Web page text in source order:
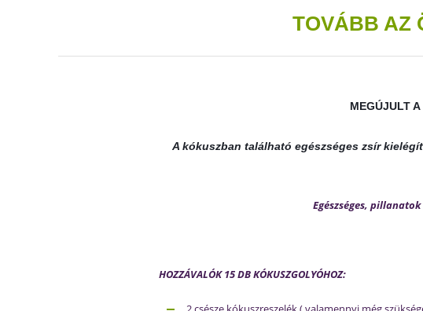
TOVÁBB AZ
ME­G­ÚJULT
A kókuszban található egészséges zsír
Egész­sé­ges,
HOZZÁVALÓK 15 DB KÓKUSZGOLYÓHOZ: